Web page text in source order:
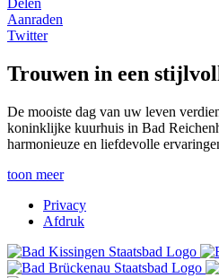
Delen
Aanraden
Twitter
Trouwen in een
De mooiste dag van uw leven
koninklijke kuurhuis in Bad
harmonieuze en liefdevolle
toon meer
Privacy
Afdruk